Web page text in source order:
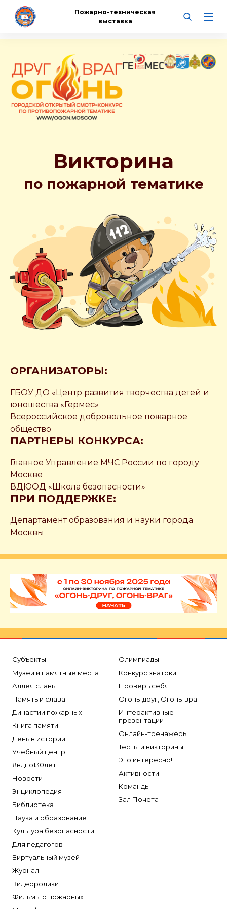
Пожарно-техническая
выставка
Викторина
по пожарной тематике
ОРГАНИЗАТОРЫ:
ГБОУ ДО «Центр развития творчества детей и
юношества «Гермес»
Всероссийское добровольное пожарное
общество
ПАРТНЕРЫ КОНКУРСА:
Главное Управление МЧС России по городу
Москве
ВДЮОД «Школа безопасности»
ПРИ ПОДДЕРЖКЕ:
Департамент образования и науки города
Москвы
Субъекты
Музеи и памятные места
Аллея славы
Память и слава
Династии пожарных
Книга памяти
День в истории
Учебный центр
#вдпо130лет
Новости
Энциклопедия
Библиотека
Наука и образование
Культура безопасности
Для педагогов
Виртуальный музей
Журнал
Видеоролики
Фильмы о пожарных
Олимпиады
Конкурс знатоки
Проверь себя
Огонь-друг, Огонь-враг
Интерактивные
презентации
Онлайн-тренажеры
Тесты и викторины
Это интересно!
Активности
Команды
Зал Почета